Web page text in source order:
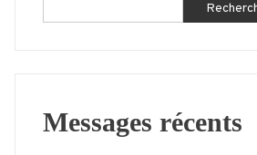
Messages récents